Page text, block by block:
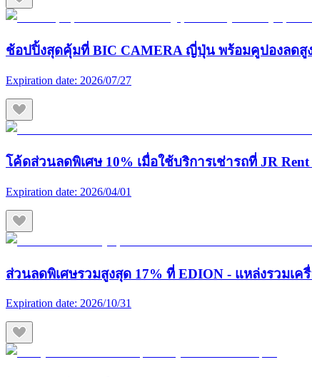
ช้อปปิ้งสุดคุ้มที่ BIC CAMERA ญี่ปุ่น พร้อมคูปองลดสู
Expiration date: 2026/07/27
โค้ดส่วนลดพิเศษ 10% เมื่อใช้บริการเช่ารถที่ JR
Expiration date: 2026/04/01
ส่วนลดพิเศษรวมสูงสุด 17% ที่ EDION - แหล่งรวมเ
Expiration date: 2026/10/31